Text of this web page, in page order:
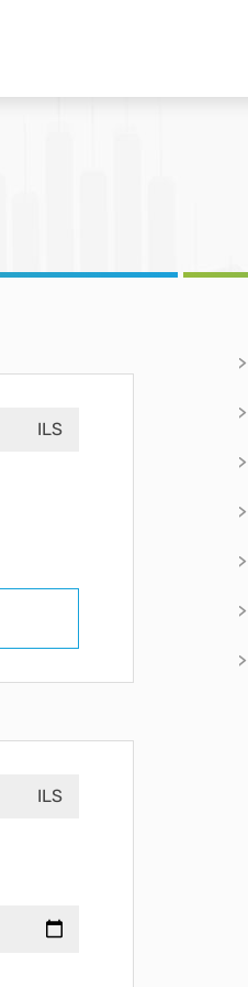
ILS
ILS